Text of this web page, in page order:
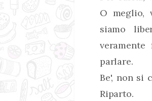
O meglio,
siamo
parlare.
Be', non si
Riparto.